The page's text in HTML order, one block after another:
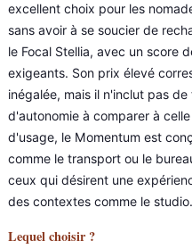
excellent choix pour les
sans avoir à se soucier de
le Focal Stellia, avec un score
exigeants. Son prix élevé
inégalée, mais il n'inclut pas
d'autonomie à comparer à
d'usage, le Momentum est
comme le transport ou le
ceux qui désirent une
des contextes comme le studio.
Lequel choisir ?